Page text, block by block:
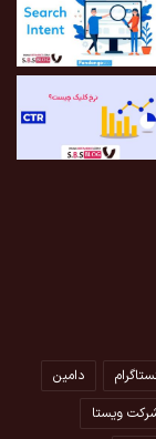
دامین
ویستا